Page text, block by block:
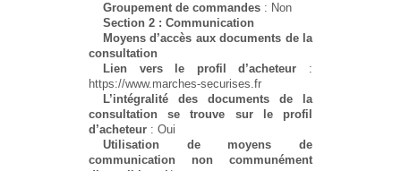
Groupement de commandes : Non
Section 2 : Communication
Moyens d’accès aux documents de la
consultation
Lien vers le profil d’acheteur :
https://www.marches-securises.fr
L’intégralité des documents de la
consultation se trouve sur le profil
d’acheteur : Oui
Utilisation de moyens de
communication non communément